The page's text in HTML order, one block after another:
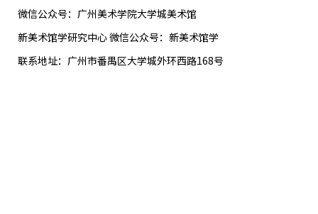
微信公众号：广州美术学院大学城美术馆
新美术馆学研究中心 微信公众号：新美术馆学
联系地址：广州市番禺区大学城外环西路168号